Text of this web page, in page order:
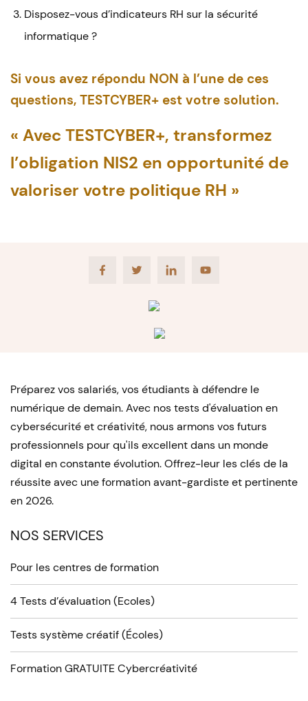
Disposez-vous d’indicateurs RH sur la sécurité
informatique ?
Si vous avez répondu NON à l’une de ces
questions, TESTCYBER+ est votre solution.
« Avec TESTCYBER+, transformez
l’obligation NIS2 en opportunité de
valoriser votre politique RH »
FacebookTwitter LinkedIn Youtube
Préparez vos salariés, vos étudiants à défendre le
numérique de demain. Avec nos tests d'évaluation en
cybersécurité et créativité, nous armons vos futurs
professionnels pour qu'ils excellent dans un monde
digital en constante évolution. Offrez-leur les clés de la
réussite avec une formation avant-gardiste et pertinente
en 2026.
NOS SERVICES
Pour les centres de formation
4 Tests d’évaluation (Ecoles)
Tests système créatif (Écoles)
Formation GRATUITE Cybercréativité